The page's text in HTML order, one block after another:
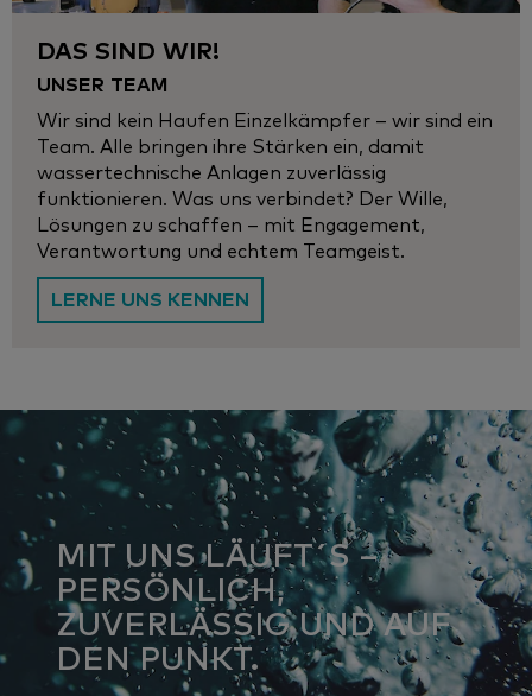
DAS SIND WIR!
UNSER TEAM
Wir sind kein Haufen Einzelkämpfer – wir sind ein
Team. Alle bringen ihre Stärken ein, damit
wassertechnische Anlagen zuverlässig
funktionieren. Was uns verbindet? Der Wille,
Lösungen zu schaffen – mit Engagement,
Verantwortung und echtem Teamgeist.
LERNE UNS KENNEN
MIT UNS LÄUFT´S –
PERSÖNLICH,
ZUVERLÄSSIG UND AUF
DEN PUNKT.